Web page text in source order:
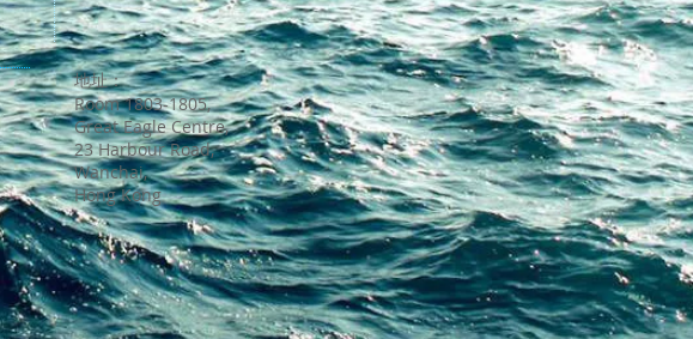
地址：
Room 1803-1805,
Great Eagle Centre,
23 Harbour Road,
Wanchai,
Hong Kong